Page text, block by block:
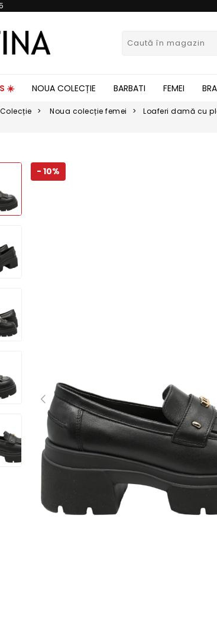
☀️ NOUA COLECȚIE BARBATI FEMEI
> Noua colecție femei >
Loaferi damă cu
- 10%